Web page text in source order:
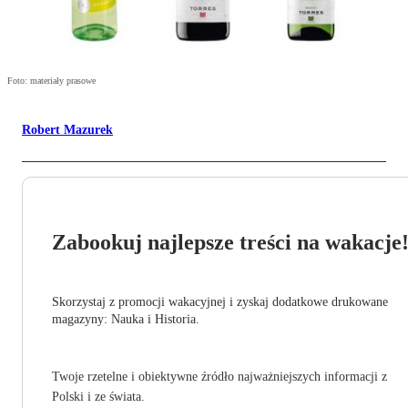
Foto: materiały prasowe
Robert Mazurek
Zabookuj najlepsze treści na wakacje!
Skorzystaj z promocji wakacyjnej i zyskaj dodatkowe drukowane
magazyny: Nauka i Historia.
Twoje rzetelne i obiektywne źródło najważniejszych informacji z
Polski i ze świata.